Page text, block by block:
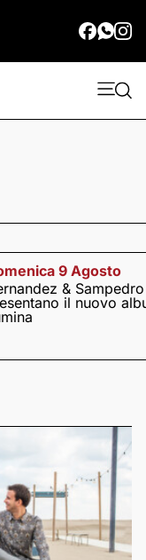
9 Agosto
& Sampedro
il nuovo